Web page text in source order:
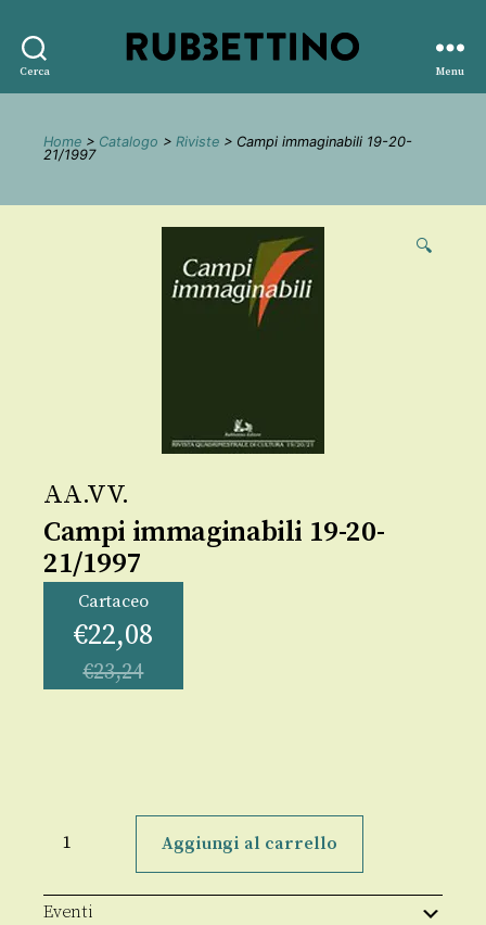
Cerca
editore
Menu
Home > Catalogo > Riviste > Campi immaginabili 19-20-
21/1997
🔍
AA.VV.
Campi immaginabili 19-20-
21/1997
Cartaceo
€22,08
€23,24
immaginabili
21/1997
quantità
Aggiungi al carrello
Eventi